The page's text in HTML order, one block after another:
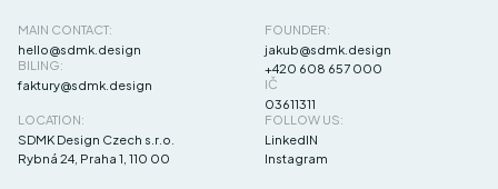
MAIN CONTACT:
hello@sdmk.design
BILING:
faktury@sdmk.design
FOUNDER:
jakub@sdmk.design
+420 608 657 000
IČ
03611311
LOCATION:
SDMK Design Czech s.r.o.
Rybná 24, Praha 1, 110 00
FOLLOW US:
LinkedIN
Instagram